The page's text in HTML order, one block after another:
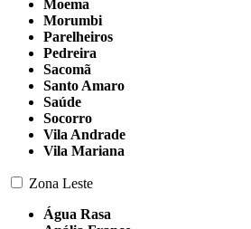
Moema
Morumbi
Parelheiros
Pedreira
Sacomã
Santo Amaro
Saúde
Socorro
Vila Andrade
Vila Mariana
Zona Leste
Água Rasa